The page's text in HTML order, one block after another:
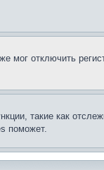
мог отключить
такие как
поможет.